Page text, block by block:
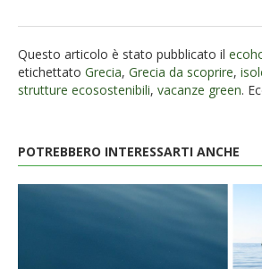
Questo articolo è stato pubblicato il
etichettato Grecia, Grecia da scoprire,
strutture ecosostenibili, vacanze green.
POTREBBERO INTERESSARTI ANCHE